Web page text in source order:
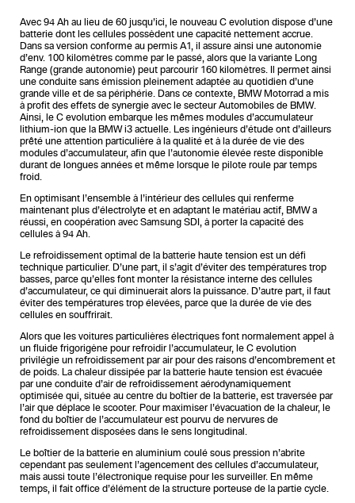
Avec 94 Ah au lieu de 60 jusqu’ici, le nouveau C evolution dispose d’une
batterie dont les cellules possèdent une capacité nettement accrue.
Dans sa version conforme au permis A1, il assure ainsi une autonomie
d’env. 100 kilomètres comme par le passé, alors que la variante Long
Range (grande autonomie) peut parcourir 160 kilomètres. Il permet ainsi
une conduite sans émission pleinement adaptée au quotidien d’une
grande ville et de sa périphérie. Dans ce contexte, BMW Motorrad a mis
à profit des effets de synergie avec le secteur Automobiles de BMW.
Ainsi, le C evolution embarque les mêmes modules d’accumulateur
lithium-ion que la BMW i3 actuelle. Les ingénieurs d’étude ont d’ailleurs
prêté une attention particulière à la qualité et à la durée de vie des
modules d’accumulateur, afin que l’autonomie élevée reste disponible
durant de longues années et même lorsque le pilote roule par temps
froid.
En optimisant l’ensemble à l’intérieur des cellules qui renferme
maintenant plus d’électrolyte et en adaptant le matériau actif, BMW a
réussi, en coopération avec Samsung SDI, à porter la capacité des
cellules à 94 Ah.
Le refroidissement optimal de la batterie haute tension est un défi
technique particulier. D’une part, il s’agit d’éviter des températures trop
basses, parce qu’elles font monter la résistance interne des cellules
d’accumulateur, ce qui diminuerait alors la puissance. D’autre part, il faut
éviter des températures trop élevées, parce que la durée de vie des
cellules en souffrirait.
Alors que les voitures particulières électriques font normalement appel à
un fluide frigorigène pour refroidir l’accumulateur, le C evolution
privilégie un refroidissement par air pour des raisons d’encombrement et
de poids. La chaleur dissipée par la batterie haute tension est évacuée
par une conduite d’air de refroidissement aérodynamiquement
optimisée qui, située au centre du boîtier de la batterie, est traversée par
l’air que déplace le scooter. Pour maximiser l’évacuation de la chaleur, le
fond du boîtier de l’accumulateur est pourvu de nervures de
refroidissement disposées dans le sens longitudinal.
Le boîtier de la batterie en aluminium coulé sous pression n’abrite
cependant pas seulement l’agencement des cellules d’accumulateur,
mais aussi toute l’électronique requise pour les surveiller. En même
temps, il fait office d’élément de la structure porteuse de la partie cycle.